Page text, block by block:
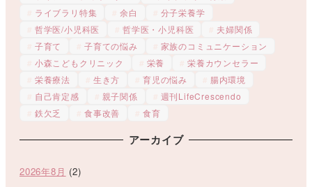
ライブラリ特集
余白
分子栄養学
哲学医/小児科医
哲学医・小児科医
夫婦関係
子育て
子育ての悩み
家族のコミュニケーション
小森こどもクリニック
栄養
栄養カウンセラー
栄養療法
生き方 育児の悩み
腸内環境
自己肯定感
親子関係
週刊LifeCrescendo
鉄欠乏
食事改善 食育
アーカイブ
2026年8月 (2)